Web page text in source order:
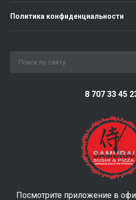
Политика конфиденциальности
8 707 33 45
Посмотрите приложение в